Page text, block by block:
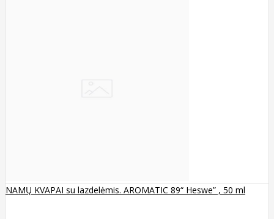
NAMŲ KVAPAI su lazdelėmis. AROMATIC 89“ Heswe” , 50 ml